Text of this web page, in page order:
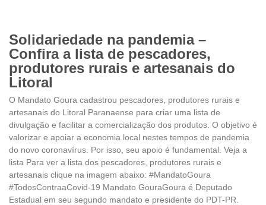
Solidariedade na pandemia –
Confira a lista de pescadores,
produtores rurais e artesanais do
Litoral
O Mandato Goura cadastrou pescadores, produtores rurais e
artesanais do Litoral Paranaense para criar uma lista de
divulgação e facilitar a comercialização dos produtos. O objetivo é
valorizar e apoiar a economia local nestes tempos de pandemia
do novo coronavírus. Por isso, seu apoio é fundamental. Veja a
lista Para ver a lista dos pescadores, produtores rurais e
artesanais clique na imagem abaixo: #MandatoGoura
#TodosContraaCovid-19 Mandato GouraGoura é Deputado
Estadual em seu segundo mandato e presidente do PDT-PR.